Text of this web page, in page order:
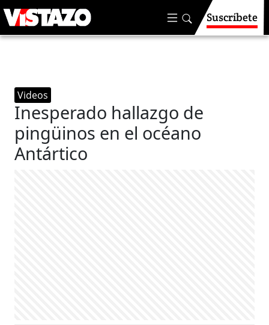
Suscríbete
Videos
Inesperado hallazgo de
pingüinos en el océano
Antártico